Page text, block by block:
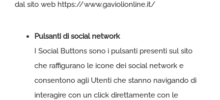
dal sito web https://www.gaviolionline.it/
Pulsanti di social network
I Social Buttons sono i pulsanti presenti sul sito
che raffigurano le icone dei social network e
consentono agli Utenti che stanno navigando di
interagire con un click direttamente con le